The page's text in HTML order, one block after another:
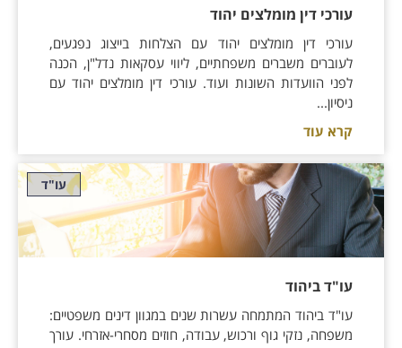
עורכי דין מומלצים יהוד
עורכי דין מומלצים יהוד עם הצלחות בייצוג נפגעים,
לעוברים משברים משפחתיים, ליווי עסקאות נדל"ן, הכנה
לפני הוועדות השונות ועוד. עורכי דין מומלצים יהוד עם
ניסיון...
קרא עוד
עו"ד
עו"ד ביהוד
עו"ד ביהוד המתמחה עשרות שנים במגוון דינים משפטיים:
משפחה, נזקי גוף ורכוש, עבודה, חוזים מסחרי-אזרחי. עורך